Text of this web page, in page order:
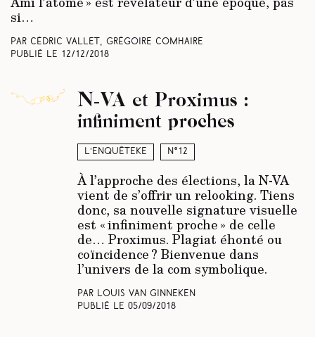
si…
Par Cédric Vallet, Grégoire Comhaire
Publié le 12/12/2018
L’enquêteke N°12
N-VA et Proximus :
infiniment proches
À l’approche des élections, la N-VA
vient de s’offrir un relooking. Tiens
donc, sa nouvelle signature visuelle
est « infiniment proche » de celle
de… Proximus. Plagiat éhonté ou
coïncidence ? Bienvenue dans
l’univers de la com symbolique.
Par Louis Van Ginneken
Publié le 05/09/2018